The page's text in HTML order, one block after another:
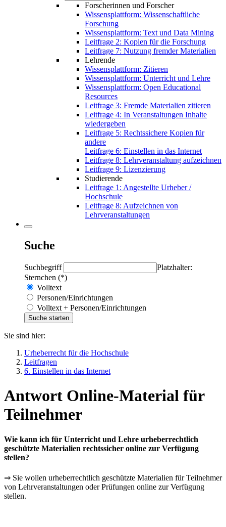
Forscherinnen und Forscher
Wissensplattform: Wissenschaftliche
Forschung
Wissensplattform: Text und Data Mining
Leitfrage 2: Kopien für die Forschung
Leitfrage 7: Nutzung fremder Materialien
Lehrende
Wissensplattform: Zitieren
Wissensplattform: Unterricht und Lehre
Wissensplattform: Open Educational
Resources
Leitfrage 3: Fremde Materialien zitieren
Leitfrage 4: In Veranstaltungen Inhalte
wiedergeben
Leitfrage 5: Rechtssichere Kopien für
andere
Leitfrage 6: Einstellen in das Internet
Leitfrage 8: Lehrveranstaltung aufzeichnen
Leitfrage 9: Lizenzierung
Studierende
Leitfrage 1: Angestellte Urheber /
Hochschule
Leitfrage 8: Aufzeichnen von
Lehrveranstaltungen
Suche
Suchbegriff
Platzhalter:
Sternchen (*)
Volltext
Personen/Einrichtungen
Volltext + Personen/Einrichtungen
Sie sind hier:
Urheberrecht für die Hochschule
Leitfragen
6. Einstellen in das Internet
Antwort Online-Material für
Teilnehmer
Wie kann ich für Unterricht und Lehre urheberrechtlich
geschützte Materialien rechtssicher online zur Verfügung
stellen?
⇒ Sie wollen urheberrechtlich geschützte Materialien für Teilnehmer
von Lehrveranstaltungen oder Prüfungen online zur Verfügung
stellen.